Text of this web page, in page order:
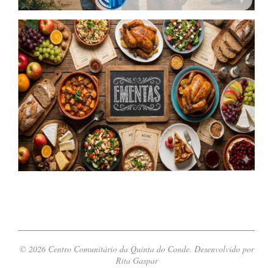
© 2026 Centro Comunitário da Quinta do Conde. Desenvolvido por
Rita Gaspar